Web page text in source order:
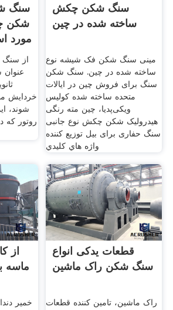
سنگ
شکن
مورد
از
خردایش
شوند،
سنگ شکن چکش
ساخته شده در چین
مینی سنگ شکن فک شیشه نوع
ساخته شده در چین. سنگ شکن
سنگ برای فروش چین در ایالات
متحده ساخته شده کولیس
ویکی‌پدیا، چین مته رنگی
هیدرولیک شکن چکش نوع جانبی
سنگ حفاری برای بیل توزیع کننده
واژه هاي كليدي
از
ماسه
خمیر
قطعات یدکی انواع
سنگ شکن راک ماشین
راک ماشین، تامین کننده قطعات